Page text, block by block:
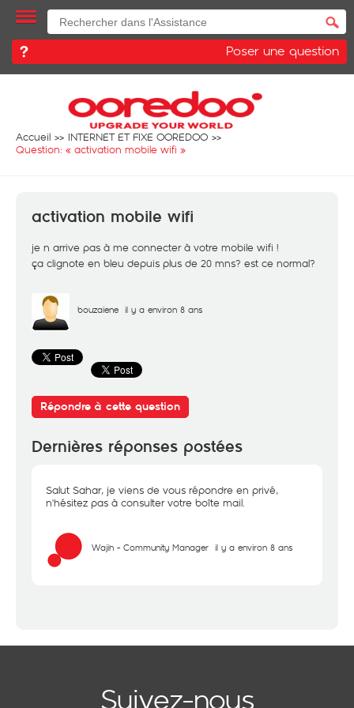
Poser une question
Accueil
INTERNET ET FIXE OOREDOO
Question: « activation mobile wifi »
activation mobile wifi
je n arrive pas à me connecter à votre mobile wifi !
ça clignote en bleu depuis plus de 20 mns? est ce normal?
bouzaiene il y a environ 8 ans
Répondre à cette question
Dernières réponses postées
Salut Sahar, je viens de vous répondre en privé,
n'hésitez pas à consulter votre boîte mail.
Wajih - Community Manager il y a environ 8 ans
Suivez-nous